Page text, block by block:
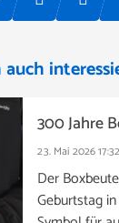
23. Mai 202617:32
300 Jahre
Der
Geburtstag